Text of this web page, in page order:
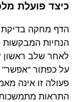
כיצד פועלת
הנחיות
לאחר שלב
על כפתור
פעולה זו אינה
התראות